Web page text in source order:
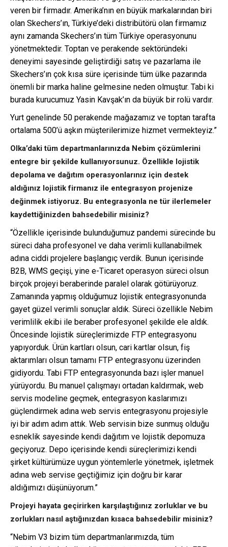
veren bir firmadır. Amerika’nın en büyük markalarından biri
olan Skechers’ın, Türkiye’deki distribütörü olan firmamız
aynı zamanda Skechers’ın tüm Türkiye operasyonunu
yönetmektedir. Toptan ve perakende sektöründeki
deneyimi sayesinde geliştirdiği satış ve pazarlama ile
Skechers’ın çok kısa süre içerisinde tüm ülke pazarında
önemli bir marka haline gelmesine neden olmuştur. Tabi ki
burada kurucumuz Yasin Kavşak’ın da büyük bir rolü vardır.
Yurt genelinde 50 perakende mağazamız ve toptan tarafta
ortalama 500’ü aşkın müşterilerimize hizmet vermekteyiz.”
Olka’daki tüm departmanlarınızda Nebim çözümlerini
entegre bir şekilde kullanıyorsunuz. Özellikle lojistik
depolama ve dağıtım operasyonlarınız için destek
aldığınız lojistik firmanız ile entegrasyon projenize
değinmek istiyoruz. Bu entegrasyonla ne tür ilerlemeler
kaydettiğinizden bahsedebilir misiniz?
“Özellikle içerisinde bulunduğumuz pandemi sürecinde bu
süreci daha profesyonel ve daha verimli kullanabilmek
adına ciddi projelere başlangıç verdik. Bunun içerisinde
B2B, WMS geçişi, yine e-Ticaret operasyon süreci olsun
birçok projeyi beraberinde paralel olarak götürüyoruz.
Zamanında yapmış olduğumuz lojistik entegrasyonunda
gayet güzel verimli sonuçlar aldık. Süreci özellikle Nebim
verimlilik ekibi ile beraber profesyonel şekilde ele aldık.
Öncesinde lojistik süreçlerimizde FTP entegrasyonu
yapıyorduk. Ürün kartları olsun, cari kartlar olsun, fiş
aktarımları olsun tamamı FTP entegrasyonu üzerinden
gidiyordu. Tabi FTP entegrasyonunda bazı işler manuel
yürüyordu. Bu manuel çalışmayı ortadan kaldırmak, web
servis modeline geçmek, entegrasyon kaslarımızı
güçlendirmek adına web servis entegrasyonu projesiyle
iyi bir adım adım attık. Web servisin bize sunmuş olduğu
esneklik sayesinde kendi dağıtım ve lojistik depomuza
geçiyoruz. Depo içerisinde kendi süreçlerimizi kendi
şirket kültürümüze uygun yöntemlerle yönetmek, işletmek
adına web servise geçtiğimiz için doğru bir karar
aldığımızı düşünüyorum.”
Projeyi hayata geçirirken karşılaştığınız zorluklar ve bu
zorlukları nasıl aştığınızdan kısaca bahsedebilir misiniz?
“Nebim V3 bizim tüm departmanlarımızda, tüm